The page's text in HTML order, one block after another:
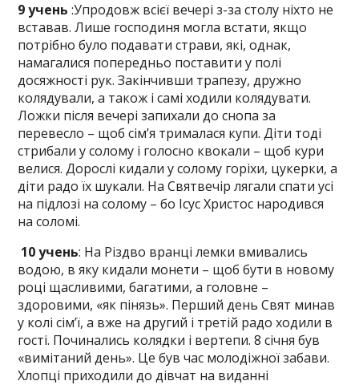
9 учень :Упродовж всієї вечері з-за столу ніхто не
вставав. Лише господиня могла встати, якщо
потрібно було подавати страви, які, однак,
намагалися попередньо поставити у полі
досяжності рук. Закінчивши трапезу, дружно
колядували, а також і самі ходили колядувати.
Ложки після вечері запихали до снопа за
перевесло – щоб сім’я трималася купи. Діти тоді
стрибали у солому і голосно квокали – щоб кури
велися. Дорослі кидали у солому горіхи, цукерки, а
діти радо їх шукали. На Святвечір лягали спати усі
на підлозі на солому – бо Ісус Христос народився
на соломі.
10 учень: На Різдво вранці лемки вмивались
водою, в яку кидали монети – щоб бути в новому
році щасливими, багатими, а головне –
здоровими, «як пінязь». Перший день Свят минав
у колі сім’ї, а вже на другий і третій радо ходили в
гості. Починались колядки і вертепи. 8 січня був
«вимітаний день». Це був час молодіжної забави.
Хлопці приходили до дівчат на виданні